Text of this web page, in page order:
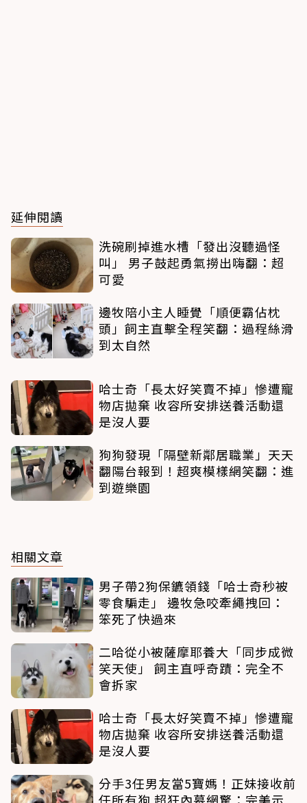
延伸閱讀
洗碗刷掉進水槽「發出沒聽過怪
叫」 男子鼓起勇氣撈出嗨翻：超
可愛
邊牧陪小主人睡覺「順便霸佔枕
頭」飼主直擊全程笑翻：過程絲滑
到太自然
哈士奇「長太好笑賣不掉」慘遭寵
物店拋棄 收容所安排送養活動還
是沒人要
狗狗發現「隔壁新鄰居職業」天天
翻陽台報到！超爽模樣網笑翻：進
到遊樂園
相關文章
男子帶2狗保鑣領錢「哈士奇秒被
零食騙走」 邊牧急咬牽繩拽回：
笨死了快過來
二哈從小被薩摩耶養大「同步成微
笑天使」 飼主直呼奇蹟：完全不
會拆家
哈士奇「長太好笑賣不掉」慘遭寵
物店拋棄 收容所安排送養活動還
是沒人要
分手3任男友當5寶媽！正妹接收前
任所有狗 超狂內幕網驚：完美示